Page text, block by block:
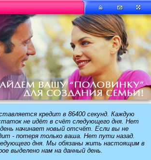
кредит в 86400 секунд. Каждую
не идёт в счёт следующего дня. Нет
начинает новый отсчёт. Если вы не
- потеря только ваша. Нет пути назад.
дня. Мы обязаны жить настоящим в
выделено нам на данный день.